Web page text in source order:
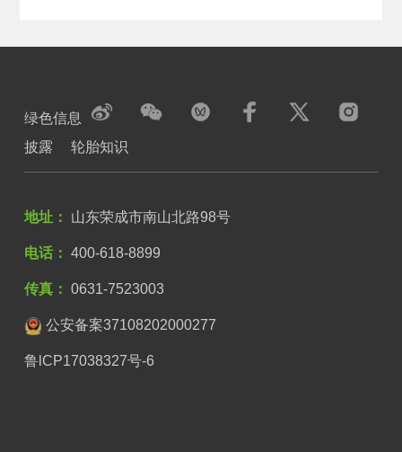
绿色信息
披露
轮胎知识
地址： 山东荣成市南山北路98号
电话： 400-618-8899
传真： 0631-7523003
公安备案37108202000277
鲁lCP17038327号-6